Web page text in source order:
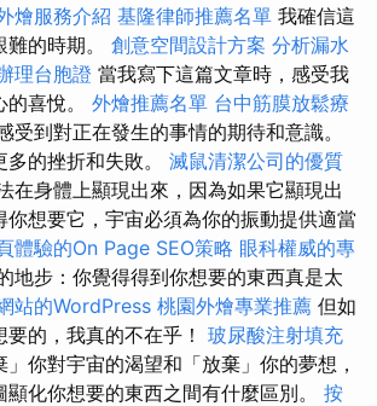
燴服務介紹 基隆律師推薦名單 我確信這
的時期。 創意空間設計方案 分析漏水
理台胞證 當我寫下這篇文章時，感受我
喜悅。 外燴推薦名單 台中筋膜放鬆療
受到對正在發生的事情的期待和意識。
的挫折和失敗。 滅鼠清潔公司的優質
在身體上顯現出來，因為如果它顯現出
你想要它，宇宙必須為你的振動提供適當
體驗的On Page SEO策略 眼科權威的專
地步：你覺得得到你想要的東西真是太
站的WordPress 桃園外燴專業推薦 但如
的，我真的不在乎！ 玻尿酸注射填充
你對宇宙的渴望和「放棄」你的夢想，
化你想要的東西之間有什麼區別。 按